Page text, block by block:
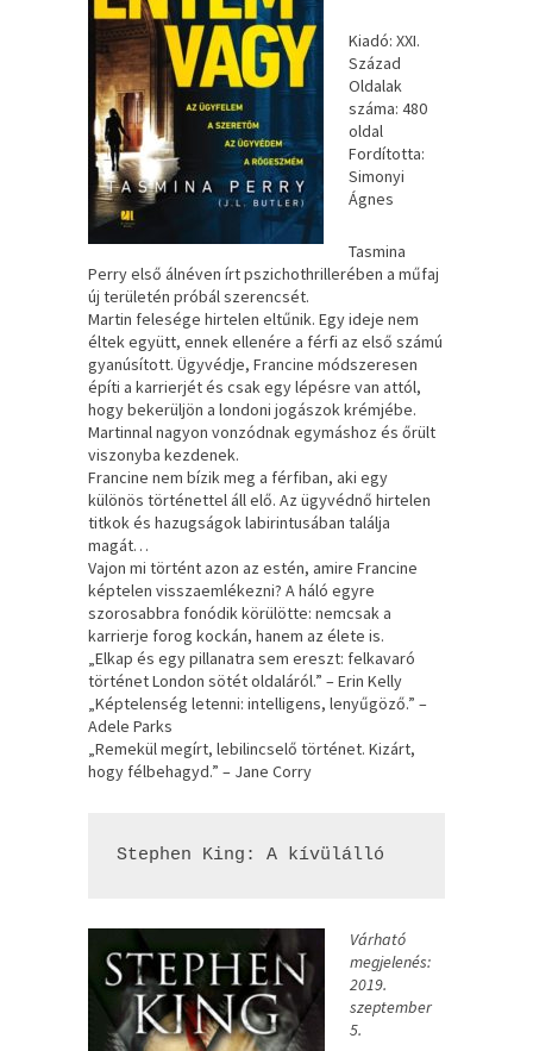
Kiadó: XXI.
Század
Oldalak
száma: 480
oldal
Fordította:
Simonyi
Ágnes
Tasmina
Perry első álnéven írt pszichothrillerében a műfaj
új területén próbál szerencsét.
Martin felesége hirtelen eltűnik. Egy ideje nem
éltek együtt, ennek ellenére a férfi az első számú
gyanúsított. Ügyvédje, Francine módszeresen
építi a karrierjét és csak egy lépésre van attól,
hogy bekerüljön a londoni jogászok krémjébe.
Martinnal nagyon vonzódnak egymáshoz és őrült
viszonyba kezdenek.
Francine nem bízik meg a férfiban, aki egy
különös történettel áll elő. Az ügyvédnő hirtelen
titkok és hazugságok labirintusában találja
magát…
Vajon mi történt azon az estén, amire Francine
képtelen visszaemlékezni? A háló egyre
szorosabbra fonódik körülötte: nemcsak a
karrierje forog kockán, hanem az élete is.
„Elkap és egy pillanatra sem ereszt: felkavaró
történet London sötét oldaláról.” – Erin Kelly
„Képtelenség letenni: intelligens, lenyűgöző.” –
Adele Parks
„Remekül megírt, lebilincselő történet. Kizárt,
hogy félbehagyd.” – Jane Corry
Stephen King: A kívülálló
Várható
megjelenés:
2019.
szeptember
5.